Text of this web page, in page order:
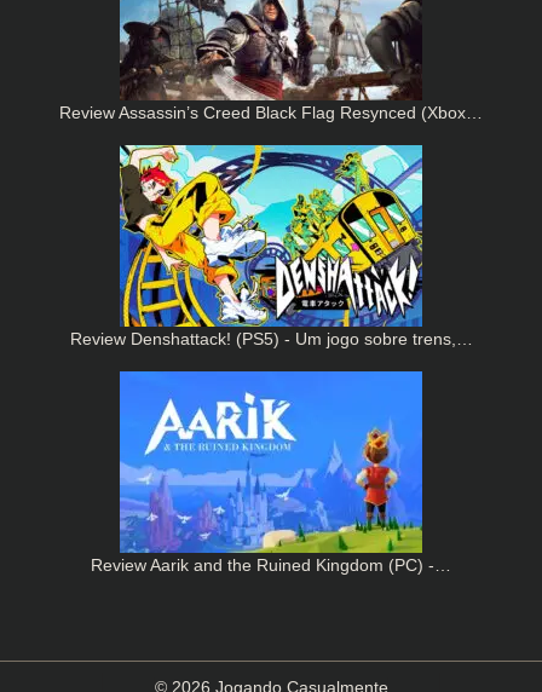
Review Assassin’s Creed Black Flag Resynced (Xbox…
Review Denshattack! (PS5) - Um jogo sobre trens,…
Review Aarik and the Ruined Kingdom (PC) -…
© 2026 Jogando Casualmente